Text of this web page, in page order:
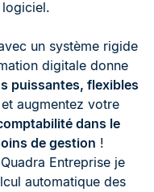
un système rigide
digitale donne
puissantes, flexibles
augmentez votre
dans le
de gestion !
Entreprise je
automatique des